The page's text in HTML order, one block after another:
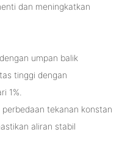
dan meningkatkan
umpan balik
tinggi dengan
1%.
tekanan konstan
aliran stabil